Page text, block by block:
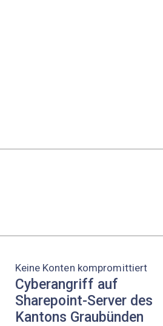
Keine Konten kompromittiert
Cyberangriff auf
Sharepoint-Server des
Kantons Graubünden